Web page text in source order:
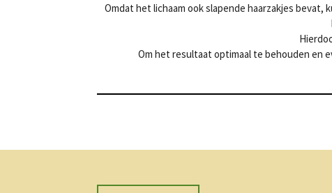
Omdat het lichaam ook slapende haarzakjes
Om het resultaat optimaal te behouden en